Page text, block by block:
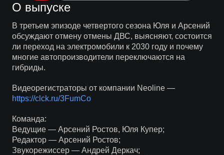
О выпуске
В третьем эпизоде четвертого сезона Юля и Арсений
обсуждают отмену отмены ДВС, выясняют, состоится
ли переход на электромобили к 2030 году и почему
многие автопроизводители переключаются на
гибриды.
Видеорегистраторы от компании Neoline —
https://clck.ru/3FumCo
Команда:
Ведущие — Арсений Ростов, Юля Купер;
Редактор — Арсений Ростов;
Звукорежиссер — Андрей Деркач;